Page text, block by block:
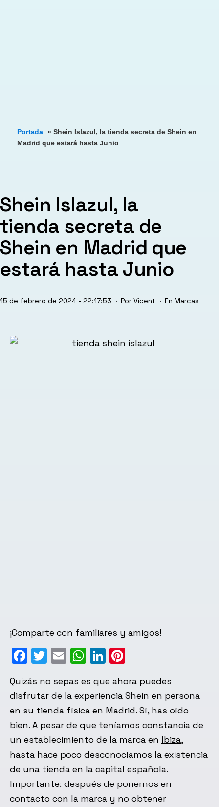
Portada » Shein Islazul, la tienda secreta de Shein en
Madrid que estará hasta Junio
Shein Islazul, la
tienda secreta de
Shein en Madrid que
estará hasta Junio
Publicada
15 de febrero de 2024 - 22:17:53 Por Vicent
Categorizado
Marcas
¡Comparte con familiares y amigos!
Facebook
Twitter
EmailWhatsApp
LinkedIn
Quizás no sepas es que ahora puedes
disfrutar de la experiencia Shein en persona
en su tienda física en Madrid. Sí, has oído
bien. A pesar de que teníamos constancia de
un establecimiento de la marca en Ibiza,
hasta hace poco desconocíamos la existencia
de una tienda en la capital española.
Importante: después de ponernos en
contacto con la marca y no obtener